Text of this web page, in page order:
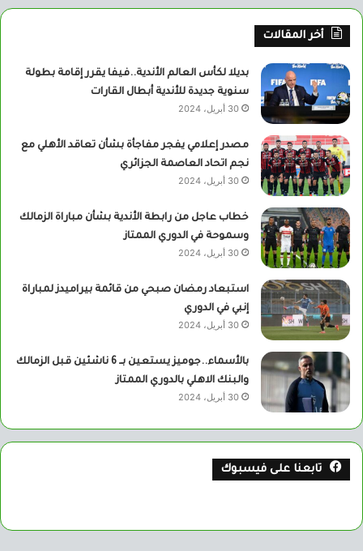
أخر المقالات
بديلا لكأس العالم الأندية..فيفا يقرر إقامة بطولة
سنوية جديدة للأندية أبطال القارات
30 أبريل، 2024
مصدر إعلامي يفجر مفاجأة بشأن تعاقد الأهلي مع
نجم اتحاد العاصمة الجزائري
30 أبريل، 2024
خطاب عاجل من رابطة الأندية بشأن مباراة الزمالك
وسموحة في الدوري الممتاز
30 أبريل، 2024
استبعاد رمضان صبحي من قائمة بيراميدز لمباراة
إنبي في الدوري
30 أبريل، 2024
بالأسماء..جوميز يستعين بــ 6 ناشئين قبل الزمالك
والبنك الاهلي بالدوري الممتاز
30 أبريل، 2024
تابعنا على فيسبوك